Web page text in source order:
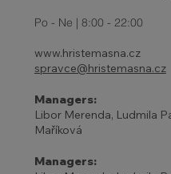
Po - Ne | 8:00 - 22:00
www.hristemasna.cz
spravce@hristemasna.cz
Managers:
Libor Merenda, Ludmila
Maříková
Managers: